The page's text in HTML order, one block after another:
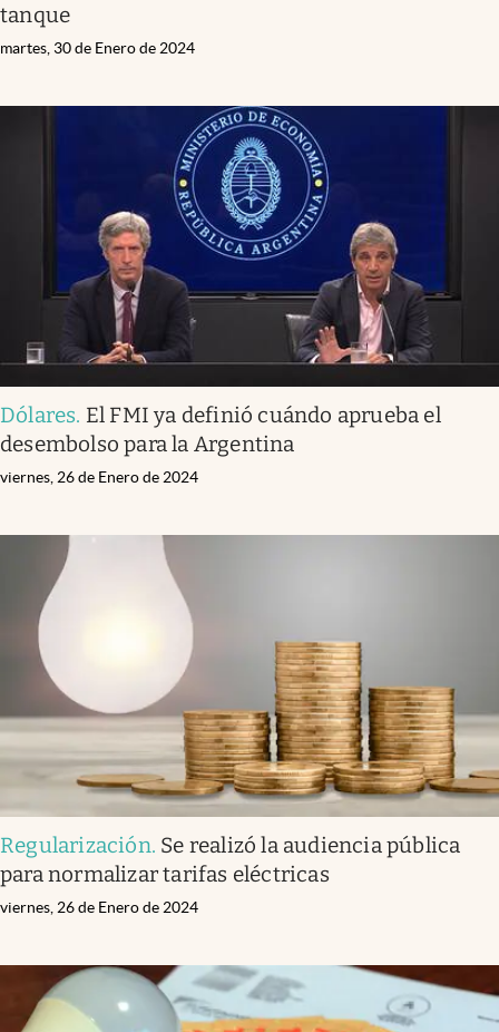
tanque
martes, 30 de Enero de 2024
Dólares. El FMI ya definió cuándo aprueba el
desembolso para la Argentina
viernes, 26 de Enero de 2024
Regularización. Se realizó la audiencia pública
para normalizar tarifas eléctricas
viernes, 26 de Enero de 2024